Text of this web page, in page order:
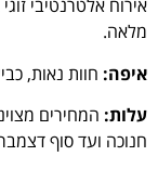
אירוח אלטרנטיבי
מלאה.
איפה: חוות נאות, כביש
עלות:
חנוכה ועד סוף